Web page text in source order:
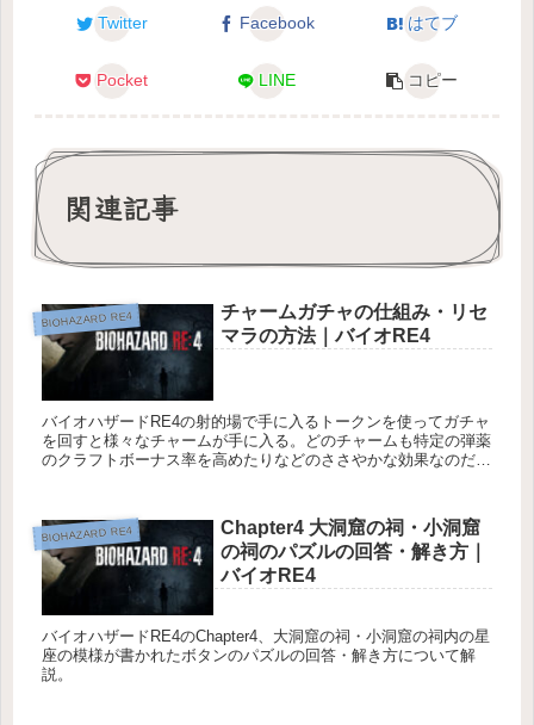
Twitter Facebook はてブ
Pocket LINE コピー
関連記事
BIOHAZARD RE4
チャームガチャの仕組み・リセ
マラの方法｜バイオRE4
バイオハザードRE4の射的場で手に入るトークンを使ってガチャ
を回すと様々なチャームが手に入る。どのチャームも特定の弾薬
のクラフトボーナス率を高めたりなどのささやかな効果なのだ
BIOHAZARD RE4
Chapter4 大洞窟の祠・小洞窟
の祠のパズルの回答・解き方｜
バイオRE4
バイオハザードRE4のChapter4、大洞窟の祠・小洞窟の祠内の星
座の模様が書かれたボタンのパズルの回答・解き方について解
説。